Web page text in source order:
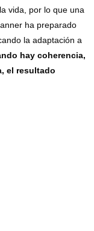
vida, por lo que una
ha preparado
la adaptación a
hay coherencia,
el resultado